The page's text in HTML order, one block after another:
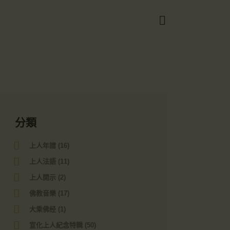
分類
上人年譜 (16)
上人法語 (11)
上人開示 (2)
佛教音樂 (17)
大乘佛经 (1)
宣化上人紀念特輯 (50)